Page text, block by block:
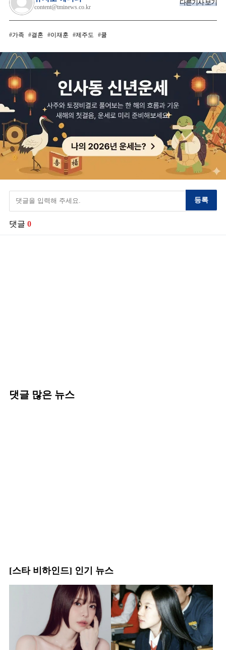
content@tminews.co.kr
다른기사 보기
가족 결혼 이재훈 제주도 쿨
등록
댓글 0
댓글 많은 뉴스
[스타 비하인드] 인기 뉴스